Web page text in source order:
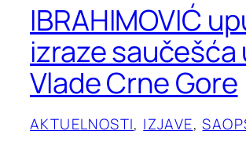
IBRAHIMOVIĆ
izraze saučešća
Vlade Crne Gore
AKTUELNOSTI, IZJAVE,